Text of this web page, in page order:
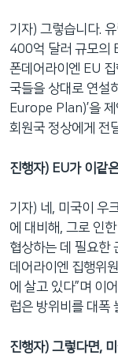
기자) 그렇습니다.
400억 달러 규모의
폰데어라이엔 EU
국들을 상대로 연설
Europe Plan)’을
회원국 정상에게 전
진행자) EU가 이같
기자) 네, 미국이 우
에 대비해, 그로 인
협상하는 데 필요한
데어라이엔 집행위
에 살고 있다”며 이
럽은 방위비를 대폭
진행자) 그렇다면,